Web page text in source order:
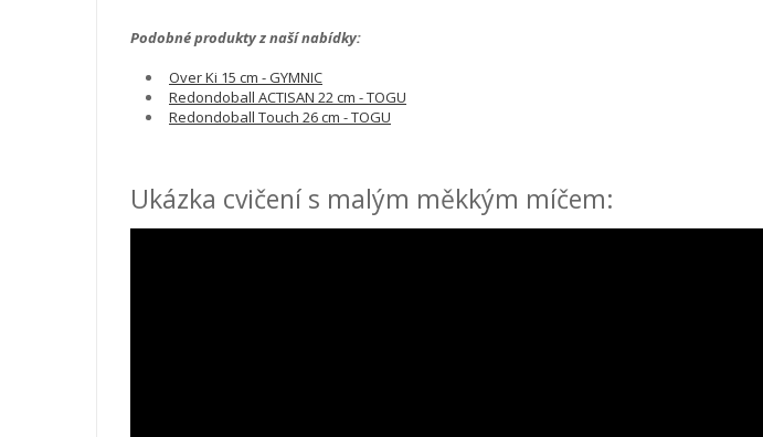
Podobné produkty z naší nabídky:
Over Ki 15 cm - GYMNIC
Redondoball ACTISAN 22 cm - TOGU
Redondoball Touch 26 cm - TOGU
Ukázka cvičení s malým měkkým míčem: